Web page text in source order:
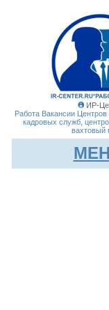
ИР-
Работа Вакансии Центров
кадровых служб,
вахтовый